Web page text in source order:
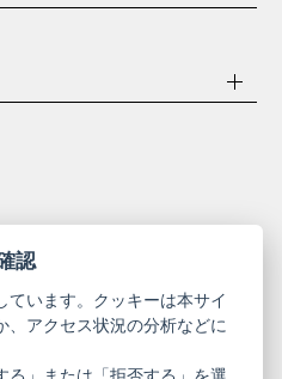
きものやまと振
認
ています。クッキーは本サイ
、アクセス状況の分析などに
る」または「拒否する」を選